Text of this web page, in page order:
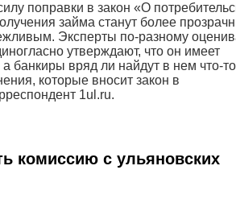
поправки в закон «О
займа станут более
Эксперты по-разному
утверждают, что он имеет
банкиры вряд ли найдут в нем что-то
которые вносит закон в
1ul.ru.
комиссию с ульяновских